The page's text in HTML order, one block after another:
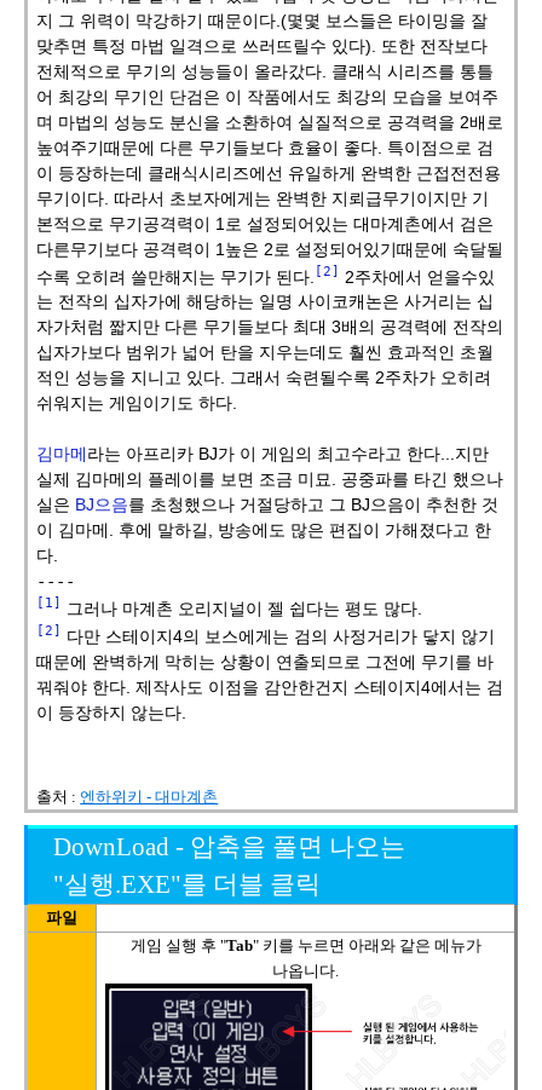
지 그 위력이 막강하기 때문이다.(몇몇 보스들은 타이밍을 잘
맞추면 특정 마법 일격으로 쓰러뜨릴수 있다). 또한 전작보다
전체적으로 무기의 성능들이 올라갔다. 클래식 시리즈를 통틀
어 최강의 무기인 단검은 이 작품에서도 최강의 모습을 보여주
며 마법의 성능도 분신을 소환하여 실질적으로 공격력을 2배로
높여주기때문에 다른 무기들보다 효율이 좋다. 특이점으로 검
이 등장하는데 클래식시리즈에선 유일하게 완벽한 근접전전용
무기이다. 따라서 초보자에게는 완벽한 지뢰급무기이지만 기
본적으로 무기공격력이 1로 설정되어있는 대마계촌에서 검은
다른무기보다 공격력이 1높은 2로 설정되어있기때문에 숙달될
수록 오히려 쓸만해지는 무기가 된다. [2]
2주차에서 얻을수있
는 전작의 십자가에 해당하는 일명 사이코캐논은 사거리는 십
자가처럼 짧지만 다른 무기들보다 최대 3배의 공격력에 전작의
십자가보다 범위가 넓어 탄을 지우는데도 훨씬 효과적인 초월
적인 성능을 지니고 있다. 그래서 숙련될수록 2주차가 오히려
쉬워지는 게임이기도 하다.
김마메라는 아프리카 BJ가 이 게임의 최고수라고 한다...지만
실제 김마메의 플레이를 보면 조금 미묘. 공중파를 타긴 했으나
실은 BJ으음를 초청했으나 거절당하고 그 BJ으음이 추천한 것
이 김마메. 후에 말하길, 방송에도 많은 편집이 가해졌다고 한
다.
----
[1] 그러나 마계촌 오리지널이 젤 쉽다는 평도 많다.
[2]
다만 스테이지4의 보스에게는 검의 사정거리가 닿지 않기
때문에 완벽하게 막히는 상황이 연출되므로 그전에 무기를 바
꿔줘야 한다. 제작사도 이점을 감안한건지 스테이지4에서는 검
이 등장하지 않는다.
출처 : 엔하위키 - 대마계촌
DownLoad - 압축을 풀면 나오는
"실행.EXE"를 더블 클릭
파일
게임 실행 후 "Tab" 키를 누르면 아래와 같은 메뉴가
나옵니다.